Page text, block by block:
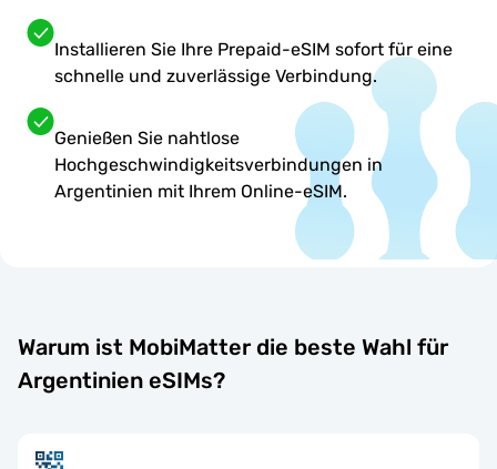
Installieren Sie Ihre Prepaid-eSIM sofort für eine
schnelle und zuverlässige Verbindung.
Genießen Sie nahtlose
Hochgeschwindigkeitsverbindungen in
Argentinien mit Ihrem Online-eSIM.
Warum ist MobiMatter die beste Wahl für
Argentinien eSIMs?